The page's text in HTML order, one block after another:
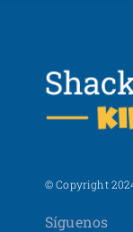
© Copyright
Síguenos